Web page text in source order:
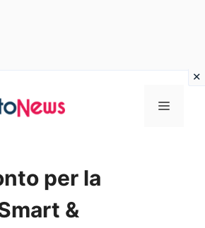
Menu
per la
&